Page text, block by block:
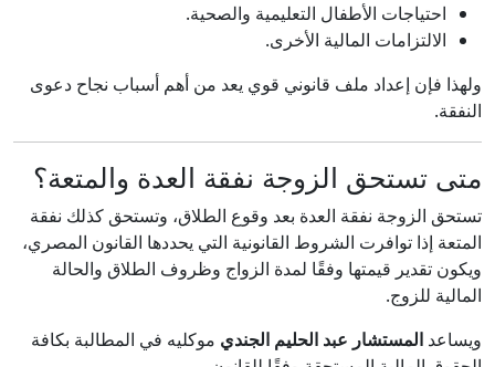
احتياجات الأطفال التعليمية والصحية.
الالتزامات المالية الأخرى.
ولهذا فإن إعداد ملف قانوني قوي يعد من أهم أسباب نجاح دعوى
النفقة.
متى تستحق الزوجة نفقة العدة والمتعة؟
تستحق الزوجة نفقة العدة بعد وقوع الطلاق، وتستحق كذلك نفقة
المتعة إذا توافرت الشروط القانونية التي يحددها القانون المصري،
ويكون تقدير قيمتها وفقًا لمدة الزواج وظروف الطلاق والحالة
المالية للزوج.
ويساعد المستشار عبد الحليم الجندي موكليه في المطالبة بكافة